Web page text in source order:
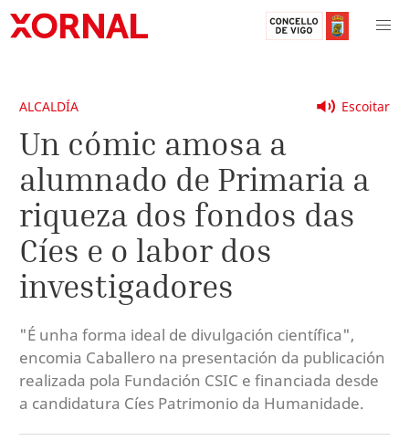
Escoitar
ALCALDÍA
Un cómic amosa a
alumnado de Primaria a
riqueza dos fondos das
Cíes e o labor dos
investigadores
"É unha forma ideal de divulgación científica",
encomia Caballero na presentación da publicación
realizada pola Fundación CSIC e financiada desde
a candidatura Cíes Patrimonio da Humanidade.